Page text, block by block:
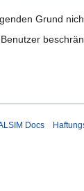
Grund
Docs